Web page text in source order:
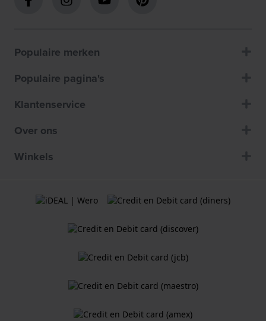
Populaire merken
Populaire pagina's
Klantenservice
Over ons
Winkels